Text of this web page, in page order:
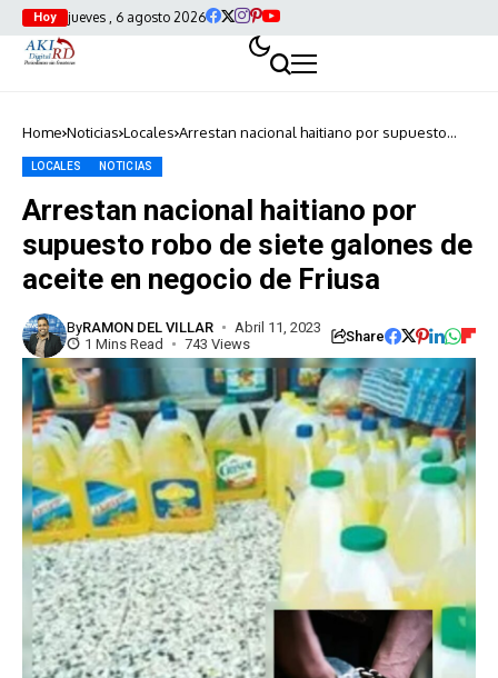
Hoy jueves , 6 agosto 2026
Home Noticias Locales Arrestan nacional haitiano por supuesto
LOCALES NOTICIAS
Arrestan nacional haitiano por
supuesto robo de siete galones de
aceite en negocio de Friusa
ByRAMON DEL VILLAR
Abril 11, 2023
1 Mins Read
743 Views Share